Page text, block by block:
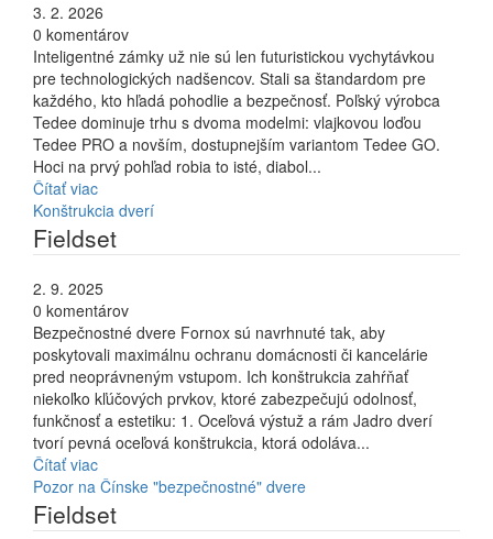
3. 2. 2026
0 komentárov
Inteligentné zámky už nie sú len futuristickou vychytávkou
pre technologických nadšencov. Stali sa štandardom pre
každého, kto hľadá pohodlie a bezpečnosť. Poľský výrobca
Tedee dominuje trhu s dvoma modelmi: vlajkovou loďou
Tedee PRO a novším, dostupnejším variantom Tedee GO.
Hoci na prvý pohľad robia to isté, diabol...
Čítať viac
Konštrukcia dverí
Fieldset
2. 9. 2025
0 komentárov
Bezpečnostné dvere Fornox sú navrhnuté tak, aby
poskytovali maximálnu ochranu domácnosti či kancelárie
pred neoprávneným vstupom. Ich konštrukcia zahŕňať
niekoľko kľúčových prvkov, ktoré zabezpečujú odolnosť,
funkčnosť a estetiku: 1. Oceľová výstuž a rám Jadro dverí
tvorí pevná oceľová konštrukcia, ktorá odoláva...
Čítať viac
Pozor na Čínske "bezpečnostné" dvere
Fieldset